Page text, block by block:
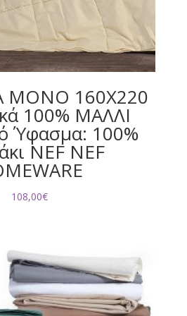
160X220
100% ΜΑΛΛΙ
Ύφασμα: 100%
NEF NEF
108,00€